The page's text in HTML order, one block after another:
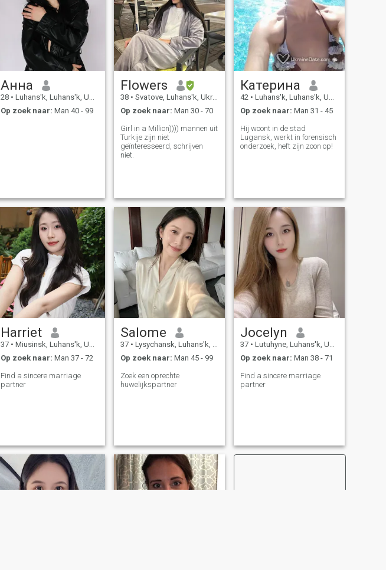
Анна
28 • Luhans'k, Luhans'k, Ukraïne
Op zoek naar: Man 40 - 99
Flowers
38 • Svatove, Luhans'k, Ukraïne
Op zoek naar: Man 30 - 70
Girl in a Million)))) mannen uit
Turkije zijn niet
geïnteresseerd, schrijven
niet.
Катерина
42 • Luhans'k, Luhans'k, Ukraïne
Op zoek naar: Man 31 - 45
Hij woont in de stad
Lugansk, werkt in forensisch
onderzoek, heft zijn zoon op!
Harriet
37 • Miusinsk, Luhans'k, Ukraïne
Op zoek naar: Man 37 - 72
Find a sincere marriage
partner
Salome
37 • Lysychansk, Luhans'k, Ukraïne
Op zoek naar: Man 45 - 99
Zoek een oprechte
huwelijkspartner
Jocelyn
37 • Lutuhyne, Luhans'k, Ukraïne
Op zoek naar: Man 38 - 71
Find a sincere marriage
partner